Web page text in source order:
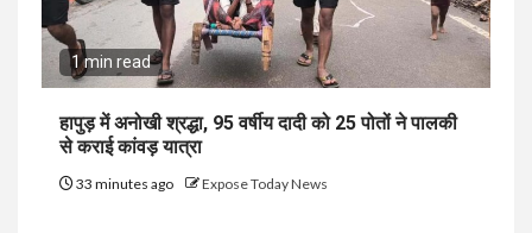
1 min read
हापुड़ में अनोखी श्रद्धा, 95 वर्षीय दादी को 25 पोतों ने पालकी
से कराई कांवड़ यात्रा
33 minutes ago Expose Today News